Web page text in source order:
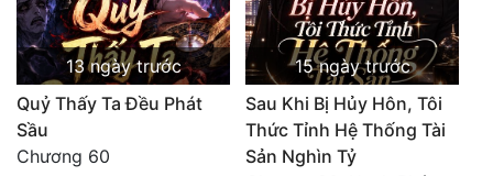
13 ngày trước
Quỷ Thấy Ta Đều Phát
Sầu
Chương 60
15 ngày trước
Sau Khi Bị Hủy Hôn, Tôi
Thức Tỉnh Hệ Thống Tài
Sản Nghìn Tỷ